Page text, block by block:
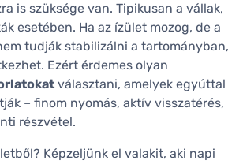
is szüksége van. Tipikusan a vállak,
esetében. Ha az ízület mozog, de a
tudják stabilizálni a tartományban,
Ezért érdemes olyan
választani, amelyek egyúttal
– finom nyomás, aktív visszatérés,
részvétel.
Képzeljünk el valakit, aki napi